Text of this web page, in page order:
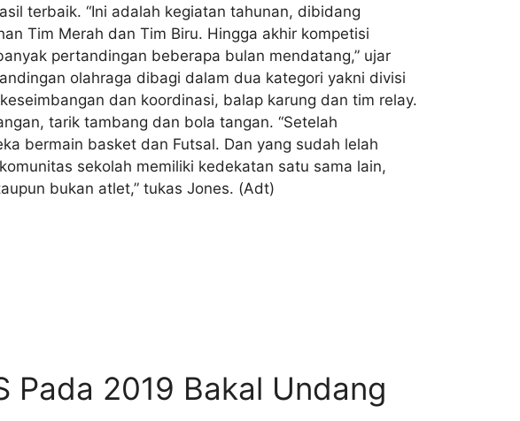
terbaik. “Ini adalah kegiatan tahunan, dibidang
Tim Merah dan Tim Biru. Hingga akhir kompetisi
pertandingan beberapa bulan mendatang,” ujar
olahraga dibagi dalam dua kategori yakni divisi
dan koordinasi, balap karung dan tim relay.
tarik tambang dan bola tangan. “Setelah
bermain basket dan Futsal. Dan yang sudah lelah
sekolah memiliki kedekatan satu sama lain,
bukan atlet,” tukas Jones. (Adt)
Pada 2019 Bakal Undang